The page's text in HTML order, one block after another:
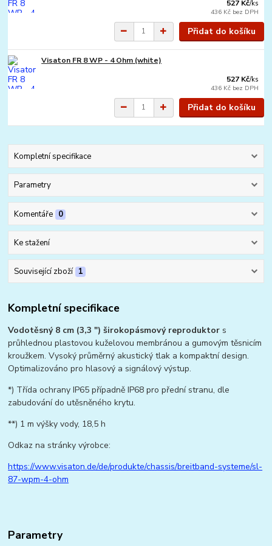
527 Kč/ks
436 Kč bez DPH
Přidat do košíku
Visaton FR 8 WP - 4 Ohm (white)
527 Kč/ks
436 Kč bez DPH
Přidat do košíku
Kompletní specifikace
Parametry
Komentáře 0
Ke stažení
Související zboží 1
Kompletní specifikace
Vodotěsný 8 cm (3,3 ") širokopásmový reproduktor s
průhlednou plastovou kuželovou membránou a gumovým těsnicím
kroužkem. Vysoký průměrný akustický tlak a kompaktní design.
Optimalizováno pro hlasový a signálový výstup.
*) Třída ochrany IP65 případně IP68 pro přední stranu, dle
zabudování do utěsněného krytu.
**) 1 m výšky vody, 18,5 h
Odkaz na stránky výrobce:
https://www.visaton.de/de/produkte/chassis/breitband-systeme/sl-
87-wpm-4-ohm
Parametry